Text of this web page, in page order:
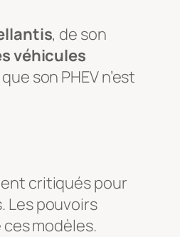
, de son
véhicules
son PHEV n’est
critiqués pour
Les pouvoirs
modèles.